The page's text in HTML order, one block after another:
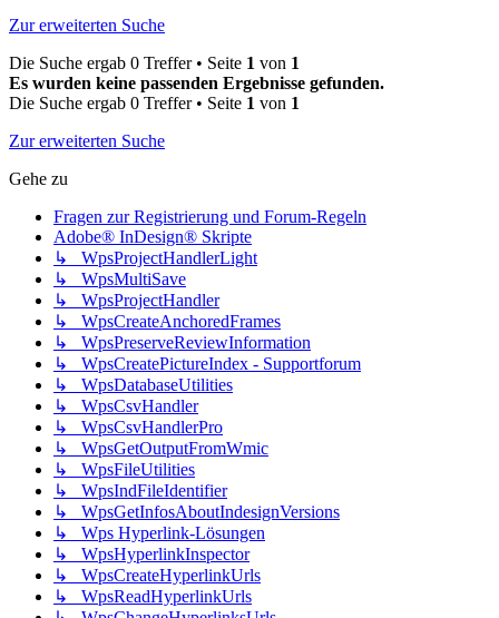
Zur erweiterten Suche
Die Suche ergab 0 Treffer • Seite 1 von 1
Es wurden keine passenden Ergebnisse gefunden.
Die Suche ergab 0 Treffer • Seite 1 von 1
Zur erweiterten Suche
Gehe zu
Fragen zur Registrierung und Forum-Regeln
Adobe® InDesign® Skripte
↳ WpsProjectHandlerLight
↳ WpsMultiSave
↳ WpsProjectHandler
↳ WpsCreateAnchoredFrames
↳ WpsPreserveReviewInformation
↳ WpsCreatePictureIndex - Supportforum
↳ WpsDatabaseUtilities
↳ WpsCsvHandler
↳ WpsCsvHandlerPro
↳ WpsGetOutputFromWmic
↳ WpsFileUtilities
↳ WpsIndFileIdentifier
↳ WpsGetInfosAboutIndesignVersions
↳ Wps Hyperlink-Lösungen
↳ WpsHyperlinkInspector
↳ WpsCreateHyperlinkUrls
↳ WpsReadHyperlinkUrls